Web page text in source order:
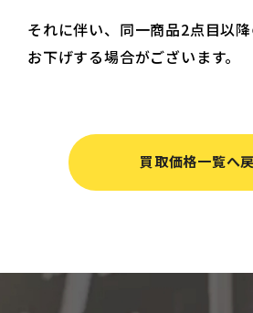
それに伴い、同一商品2点目以
お下げする場合がございます。
買取価格一覧へ